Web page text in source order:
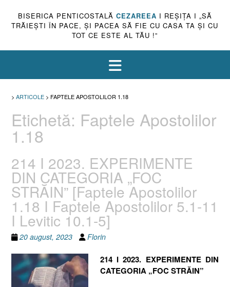
BISERICA PENTICOSTALĂ CEZAREEA I REŞIŢA I „SĂ
TRĂIEŞTI ÎN PACE, ŞI PACEA SĂ FIE CU CASA TA ŞI CU
TOT CE ESTE AL TĂU !”
> ARTICOLE > FAPTELE APOSTOLILOR 1.18
Etichetă: Faptele Apostolilor
1.18
214 I 2023. EXPERIMENTE
DIN CATEGORIA „FOC
STRĂIN” [Faptele Apostolilor
1.18 I Faptele Apostolilor 5.1-11
I Levitic 10.1-5]
20 august, 2023 Florin
214 I 2023. EXPERIMENTE DIN
CATEGORIA „FOC STRĂIN”